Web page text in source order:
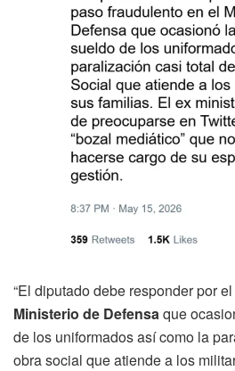
“El diputado debe responder por
Ministerio de Defensaque
de los uniformados así como la
obra social que atiende a los